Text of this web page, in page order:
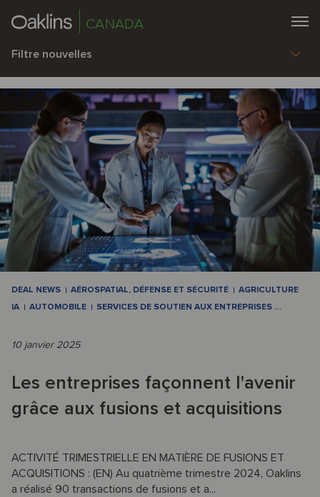
CANADA
Filtre nouvelles
DEAL NEWS AÉROSPATIAL, DÉFENSE ET SÉCURITÉ
AGRICULTURE
IA
AUTOMOBILE SERVICES DE SOUTIEN AUX ENTREPRISES …
10 janvier 2025
Les entreprises façonnent l'avenir
grâce aux fusions et acquisitions
ACTIVITÉ TRIMESTRIELLE EN MATIÈRE DE FUSIONS ET
ACQUISITIONS : (EN) Au quatrième trimestre 2024, Oaklins
a réalisé 90 transactions de fusions et a...